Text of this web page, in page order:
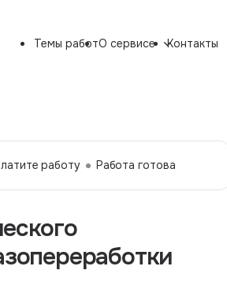
Темы работО сервисе Контакты
работу Работа готова